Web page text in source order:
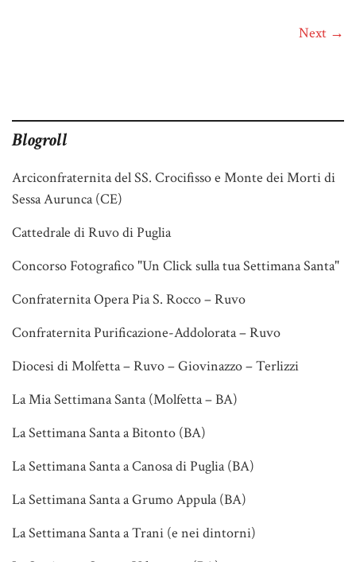
Next →
Blogroll
Arciconfraternita del SS. Crocifisso e Monte dei Morti di
Sessa Aurunca (CE)
Cattedrale di Ruvo di Puglia
Concorso Fotografico "Un Click sulla tua Settimana Santa"
Confraternita Opera Pia S. Rocco – Ruvo
Confraternita Purificazione-Addolorata – Ruvo
Diocesi di Molfetta – Ruvo – Giovinazzo – Terlizzi
La Mia Settimana Santa (Molfetta – BA)
La Settimana Santa a Bitonto (BA)
La Settimana Santa a Canosa di Puglia (BA)
La Settimana Santa a Grumo Appula (BA)
La Settimana Santa a Trani (e nei dintorni)